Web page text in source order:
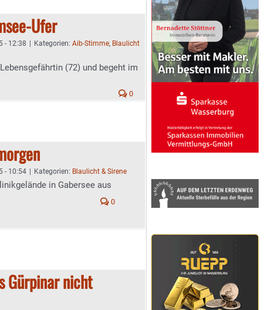
Ufer
- 12:38 Kategorien: Aib-Stimme, Blaulicht
(72) und begeht im
0
- 10:54 Kategorien: Blaulicht & Sirene
in Gabersee aus
0
Gürpinar nicht